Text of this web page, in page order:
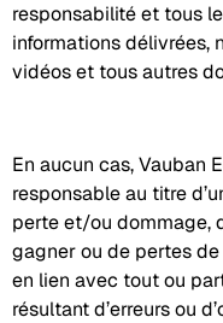
responsabilité et tous
informations délivrées,
vidéos et tous autres
En aucun cas, Vauban
responsable au titre
perte et/ou dommage,
gagner ou de pertes
en lien avec tout ou
résultant d’erreurs ou